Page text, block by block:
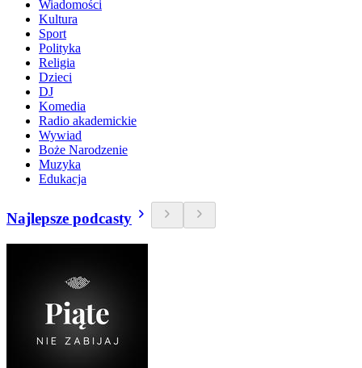
Wiadomości
Kultura
Sport
Polityka
Religia
Dzieci
DJ
Komedia
Radio akademickie
Wywiad
Boże Narodzenie
Muzyka
Edukacja
Najlepsze podcasty